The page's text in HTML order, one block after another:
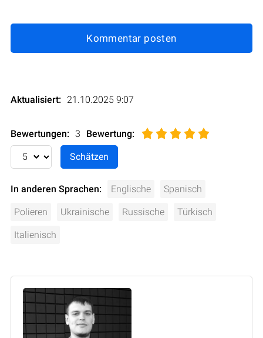
Kommentar posten
Aktualisiert: 21.10.2025 9:07
Bewertungen: 3 Bewertung:
In anderen Sprachen: Englische Spanisch
Polieren Ukrainische Russische Türkisch
Italienisch